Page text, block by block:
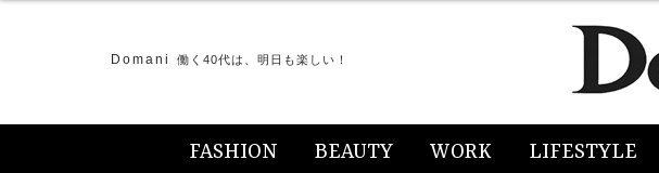
Domani 働く40代は、明日も楽しい！
FASHION BEAUTY WORK LIFESTYLE